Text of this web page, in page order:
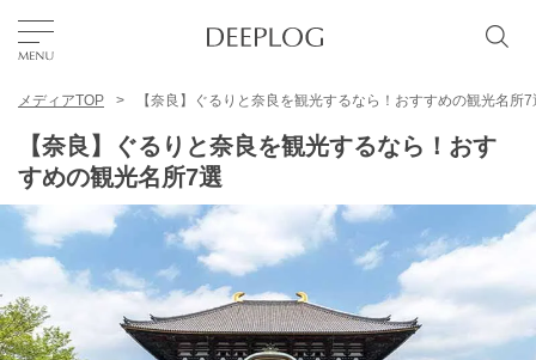
TOP
エリア
カテゴリー
メディアTOP 【奈良】ぐるりと奈良を観光するなら！おすすめの観光名所7
【奈良】ぐるりと奈良を観光するなら！おす
すめの観光名所7選